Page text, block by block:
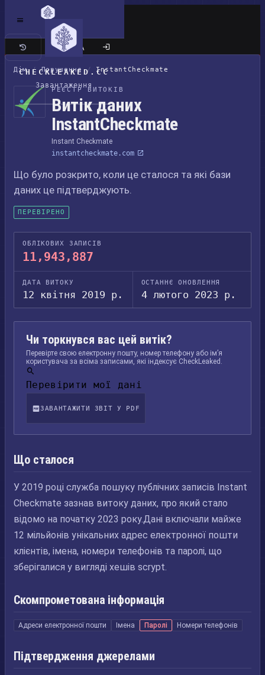
CHECKLEAKED.CC
Завантаження
Класичний сайт
Дім / Порушення / InstantCheckmate
РЕЄСТР ВИТОКІВ
Витік даних
InstantCheckmate
Instant Checkmate
instantcheckmate.com
Що було розкрито, коли це сталося та які бази
даних це підтверджують.
ПЕРЕВІРЕНО
ОБЛІКОВИХ ЗАПИСІВ
11,943,887
ДАТА ВИТОКУ
12 квітня 2019 р.
ОСТАННЄ ОНОВЛЕННЯ
4 лютого 2023 р.
Чи торкнувся вас цей витік?
Перевірте свою електронну пошту, номер телефону або ім’я
користувача за всіма записами, які індексує CheckLeaked.
Перевірити мої дані
ЗАВАНТАЖИТИ ЗВІТ У PDF
Що сталося
У 2019 році служба пошуку публічних записів Instant
Checkmate зазнав витоку даних, про який стало
відомо на початку 2023 року.Дані включали майже
12 мільйонів унікальних адрес електронної пошти
клієнтів, імена, номери телефонів та паролі, що
зберігалися у вигляді хешів scrypt.
Скомпрометована інформація
Адреси електронної пошти Імена Паролі Номери телефонів
Підтвердження джерелами